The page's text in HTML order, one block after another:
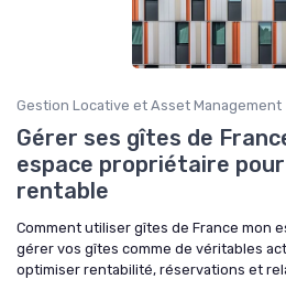
Gestion Locative et Asset Management
Gérer ses gîtes de
espace propriétaire
rentable
Comment utiliser gîtes de France mon
gérer vos gîtes comme de véritables
optimiser rentabilité, réservations et